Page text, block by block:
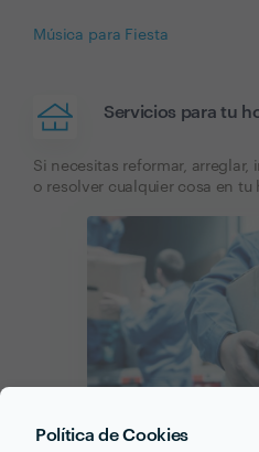
Política de Cookies
Música para Fiesta
Servicios para tu
Si necesitas reformar, arreglar,
o resolver cualquier cosa en tu
Empresas de